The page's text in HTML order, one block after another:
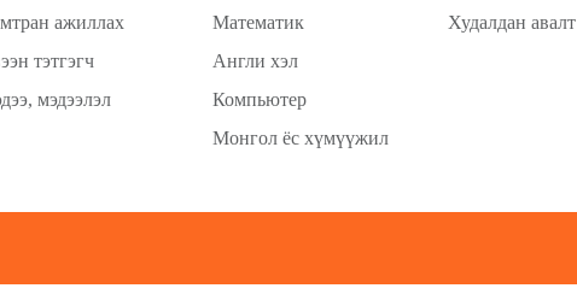
ажиллах
тэтгэгч
мэдээлэл
Математик
Англи хэл
Компьютер
Монгол ёс хүмүүжил
Худалдан авалт